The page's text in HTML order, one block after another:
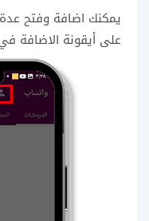
يمكنك اضافة وفتح
على أيقونة الاضافة